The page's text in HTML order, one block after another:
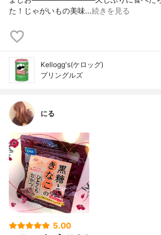
た！じゃがいもの美味…続きを見る
Kellogg's(ケロッグ)
プリングルズ
にる
5.00